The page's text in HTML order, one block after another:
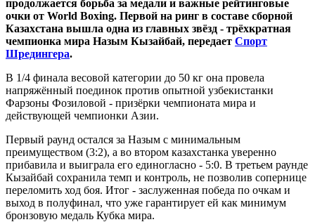
продолжается борьба за медали и важные рейтинговые
очки от World Boxing. Первой на ринг в составе сборной
Казахстана вышла одна из главных звёзд - трёхкратная
чемпионка мира Назым Кызайбай, передает Спорт
Шредингера.
В 1/4 финала весовой категории до 50 кг она провела
напряжённый поединок против опытной узбекистанки
Фарзоны Фозиловой - призёрки чемпионата мира и
действующей чемпионки Азии.
Первый раунд остался за Назым с минимальным
преимуществом (3:2), а во втором казахстанка уверенно
прибавила и выиграла его единогласно - 5:0. В третьем раунде
Кызайбай сохранила темп и контроль, не позволив сопернице
переломить ход боя. Итог - заслуженная победа по очкам и
выход в полуфинал, что уже гарантирует ей как минимум
бронзовую медаль Кубка мира.